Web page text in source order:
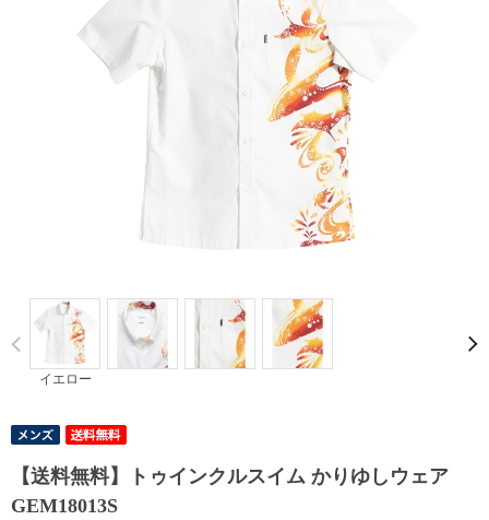
イエロー
Prev
【送料無料】トゥインクルスイム かりゆしウェア
GEM18013S